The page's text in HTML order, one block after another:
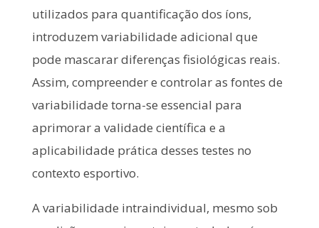
utilizados para quantificação dos íons,
introduzem variabilidade adicional que
pode mascarar diferenças fisiológicas reais.
Assim, compreender e controlar as fontes de
variabilidade torna-se essencial para
aprimorar a validade científica e a
aplicabilidade prática desses testes no
contexto esportivo.
A variabilidade intraindividual, mesmo sob